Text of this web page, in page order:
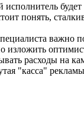
понять,
важно
изложить
расходы на
"касса"